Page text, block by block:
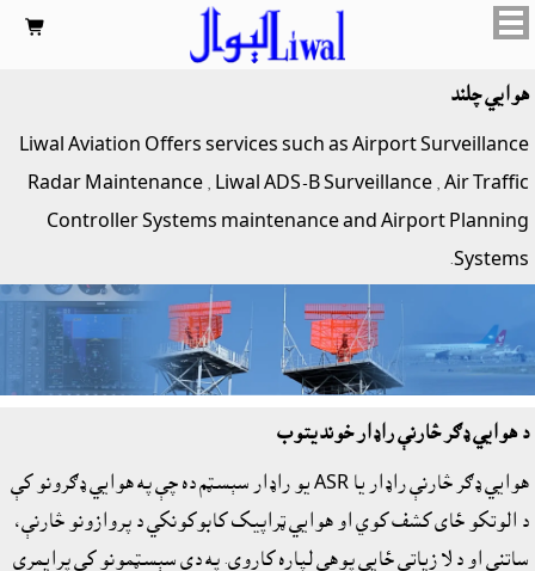

هوايي چلند
Liwal Aviation Offers services such as Airport Surveillance
Radar Maintenance ,
Liwal ADS-B Surveillance , Air Traffic
Controller Systems maintenance and Airport Planning
Systems.
د هوايي ډګر څارنې راډار خونديتوب
هوايي ډګر څارنې راډار يا ASR يو راډار سېسټم ده چې په هوايي ډګرونو کې
د الوتکو ځاى کشف کوي او هوايي ټراپيک کابوکونکي د پروازونو څارنې،
ساتنې او د لا زياتې ځايي پوهې لپاره کاروي. په دې سېسټمونو کې پرايمري